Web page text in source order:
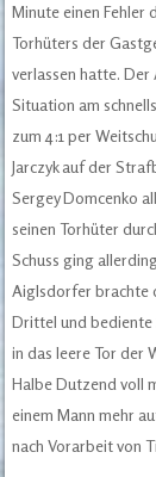
Minute einen Fehler
Torhüters der
verlassen hatte.
Situation am
zum 4:1 per
Jarczyk auf der
Sergey Domcenko
seinen Torhüter
Schuss ging
Aiglsdorfer brachte
Drittel und
in das leere Tor der
Halbe Dutzend voll
einem Mann mehr
nach Vorarbeit von